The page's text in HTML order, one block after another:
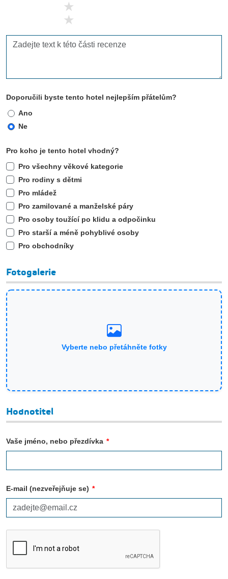
Doporučili byste tento hotel nejlepším přátelům?
Ano
Ne
Pro koho je tento hotel vhodný?
Pro všechny věkové kategorie
Pro rodiny s dětmi
Pro mládež
Pro zamilované a manželské páry
Pro osoby toužící po klidu a odpočinku
Pro starší a méně pohyblivé osoby
Pro obchodníky
Fotogalerie
Vyberte nebo přetáhněte fotky
Hodnotitel
Vaše jméno, nebo přezdívka *
E-mail (nezveřejňuje se) *